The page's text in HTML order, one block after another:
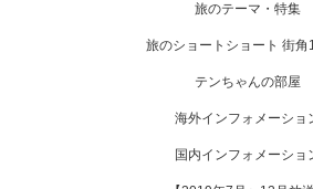
旅のテーマ・特集
旅のショートショート 街角
テンちゃんの部屋
海外インフォメーショ
国内インフォメーショ